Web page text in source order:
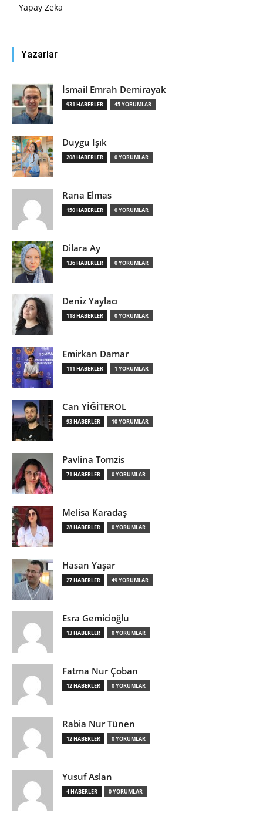
Yapay Zeka
Yazarlar
İsmail Emrah Demirayak
931 HABERLER 45 YORUMLAR
Duygu Işık
208 HABERLER 0 YORUMLAR
Rana Elmas
150 HABERLER 0 YORUMLAR
Dilara Ay
136 HABERLER 0 YORUMLAR
Deniz Yaylacı
118 HABERLER 0 YORUMLAR
Emirkan Damar
111 HABERLER 1 YORUMLAR
Can YİĞİTEROL
93 HABERLER 10 YORUMLAR
Pavlina Tomzis
71 HABERLER 0 YORUMLAR
Melisa Karadaş
28 HABERLER 0 YORUMLAR
Hasan Yaşar
27 HABERLER 49 YORUMLAR
Esra Gemicioğlu
13 HABERLER 0 YORUMLAR
Fatma Nur Çoban
12 HABERLER 0 YORUMLAR
Rabia Nur Tünen
12 HABERLER 0 YORUMLAR
Yusuf Aslan
4 HABERLER 0 YORUMLAR